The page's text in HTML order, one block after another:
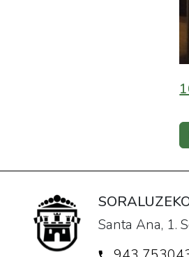
Santa Ana, 1.